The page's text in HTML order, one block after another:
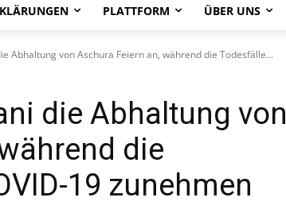
PLATTFORM ÜBER UNS
Abhaltung von Aschura Feiern an, während die Todesfälle...
die Abhaltung von
die
19 zunehmen